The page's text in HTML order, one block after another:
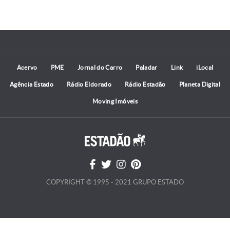
Acervo PME Jornal do Carro Paladar Link iLocal
Agência Estado Rádio Eldorado Rádio Estadão Planeta Digital
Moving Imóveis
COPYRIGHT © 1995 - 2021 GRUPO ESTADO